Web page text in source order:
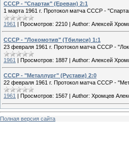
СССР - "Спартак" (Ереван) 2:1
1 марта 1961 г. Протокол матча СССР -
1961 | Просмотров: 2210 | Author: Алексей
СССР - "Локомотив" (Тбилиси) 1:1
23 февраля 1961 г. Протокол матча СССР -
1961 | Просмотров: 1887 | Author: Алексей
СССР - "Металлург" (Рустави) 2:0
22 февраля 1961 г. Протокол матча СССР -
1961 Просмотров: 1567 Author: Хромцев
Полная версия сайта